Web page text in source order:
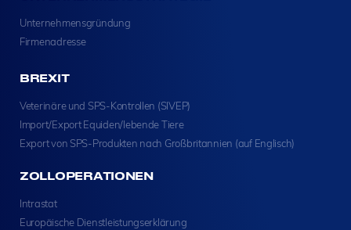
Unternehmensgründung
Firmenadresse
BREXIT
Veterinäre und SPS-Kontrollen (SIVEP)
Import/Export Equiden/lebende Tiere
Export von SPS-Produkten nach Großbritannien (auf Englisch)
ZOLLOPERATIONEN
Intrastat
Europäische Dienstleistungserklärung